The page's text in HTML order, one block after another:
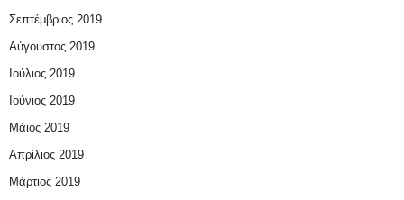
Σεπτέμβριος 2019
Αύγουστος 2019
Ιούλιος 2019
Ιούνιος 2019
Μάιος 2019
Απρίλιος 2019
Μάρτιος 2019